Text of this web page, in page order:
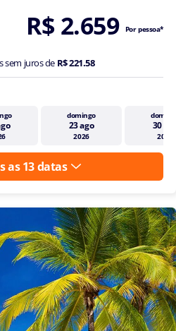
R$ 2.659 Por pessoa*
sem juros de R$ 221.58
domingo
23 ago
2026
30
2026
as 13 datas